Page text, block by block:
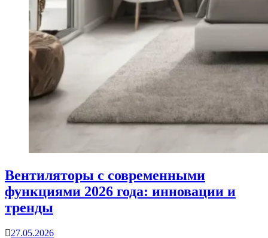
Вентиляторы с современными
функциями 2026 года: инновации и
тренды
27.05.2026